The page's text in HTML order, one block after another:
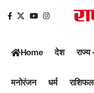
Home देश राज्य
मनोरंजन धर्म राशिफल